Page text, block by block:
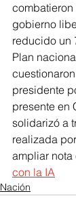
gobierno
reducido un
Plan
presidente
presente en
solidarizó a
realizada
ampliar nota
con la IA
Nación